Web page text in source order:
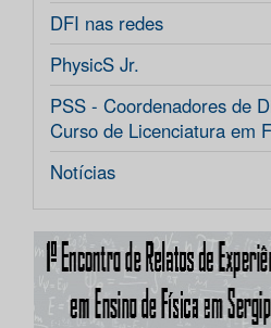
DFI nas redes
PhysicS Jr.
PSS - Coordenadores de
Curso de Licenciatura em
Notícias